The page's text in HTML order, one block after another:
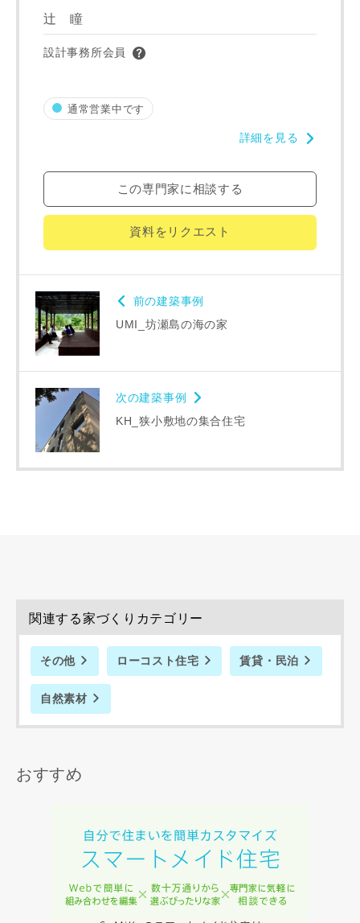
辻 瞳
設計事務所会員
通常営業中です
詳細を見る
この専門家に相談する
資料をリクエスト
前の建築事例
UMI_坊瀬島の海の家
次の建築事例
KH_狭小敷地の集合住宅
関連する家づくりカテゴリー
その他 ローコスト住宅 賃貸・民泊
自然素材
おすすめ
万円〜 万円
完成希望時期
資料請求にあたっての注意事項
当社は，当社のプライバシーポリシー
に則って，いただい
た専門家へ提供すること、または当社サービスのご案内のた
損害について、債務不履行責任、不法行為責任、その他の法
律上の請求原因の如何を問わず賠償の責任を負わないものと
します。
当社は、お客様が本サービスを利用することにより第三者と
の間で生じた紛争等について一切責任を負わないものとしま
専門家の都合により、資料の送付が遅くなったり、送付でき
ない場合があります。あらかじめご了承ください。